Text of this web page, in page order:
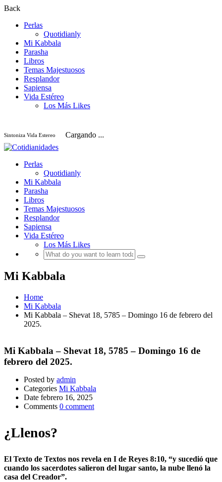
Back
Perlas
Quotidianly
Mi Kabbala
Parasha
Libros
Temas Majestuosos
Resplandor
Sapiensa
Vida Estéreo
Los Más Likes
Sintoniza Vida Estereo Cargando ...
Perlas
Quotidianly
Mi Kabbala
Parasha
Libros
Temas Majestuosos
Resplandor
Sapiensa
Vida Estéreo
Los Más Likes
Mi Kabbala
Home
Mi Kabbala
Mi Kabbala – Shevat 18, 5785 – Domingo 16 de febrero del
2025.
Mi Kabbala – Shevat 18, 5785 – Domingo 16 de
febrero del 2025.
Posted by admin
Categories Mi Kabbala
Date febrero 16, 2025
Comments 0 comment
¿Llenos?
El Texto de Textos nos revela en I de Reyes 8:10, “y sucedió que
cuando los sacerdotes salieron del lugar santo, la nube llenó la
casa del Creador”.